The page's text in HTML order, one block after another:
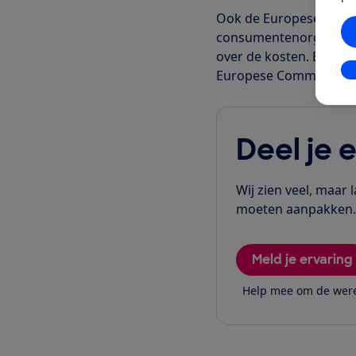
Ook de Europese
over de kosten. Eind
Europese Commissie
Deel je
Wij zien veel, maar
moeten
Meld je ervaring
Help mee om de